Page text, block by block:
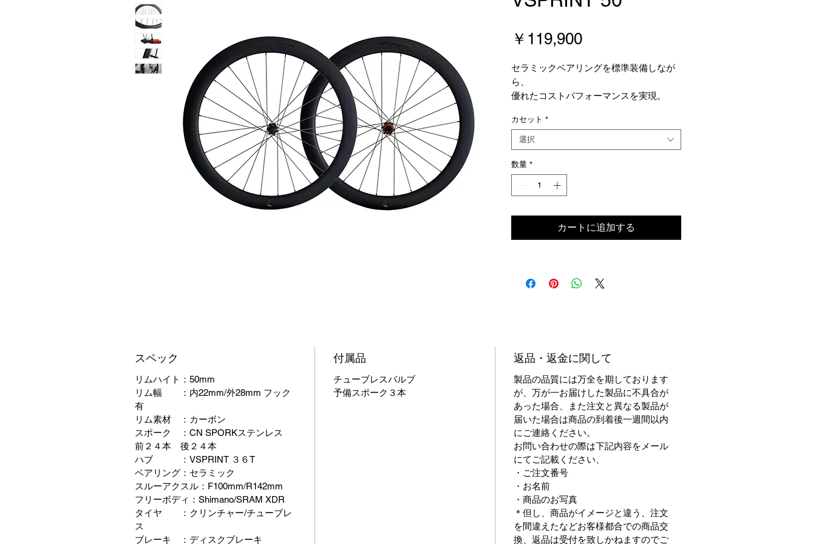
￥119,900価
セラミックベアリングを標準装備しなが
ら、
優れたコストパフォーマンスを実現。
そして長距離での快適性。
スペックだけでは伝わらない、
乗った瞬間に感じる気持ちよさがありま
す。
初めてのカーボンホイールを探している
オールラウンドに使える1本が欲しい方
にお勧めできるホイールです。
けれど、乗ればわかる良さがあります。
カセット *
選択
数量 *
カートに追加する
スペック
リムハイト：50mm
リム幅 ：内22mm/外28mm フック
有
リム素材 ：カーボン
スポーク ：CN SPORKステンレス
前２４本 後２４本
ハブ ：VSPRINT ３６T
ベアリング：セラミック
スルーアクスル：F100mm/R142mm
フリーボディ：Shimano/SRAM XDR
タイヤ ：クリンチャー/チューブレ
ス
ブレーキ ：ディスクブレーキ
付属品
チューブレスバルブ
予備スポーク３本
返品・返金に関して
製品の品質には万全を期しております
が、万が一お届けした製品に不具合が
あった場合、また注文と異なる製品が
届いた場合は商品の到着後一週間以内
にご連絡ください。
お問い合わせの際は下記内容をメール
にてご記載ください、
・ご注文番号
・お名前
・商品のお写真
＊但し、商品がイメージと違う、注文
を間違えたなどお客様都合での商品交
換、返品は受付を致しかねますのでご